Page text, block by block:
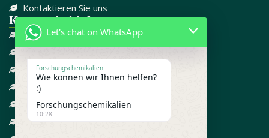
Kontaktieren Sie uns
Kategorie-Links
DISSOZIATIV
CBD
FORSCHUNGSCHEMIKALIEN
GEGEN ANGST
ADD / ADHD
Let's chat on WhatsApp
Forschungschemikalien
Wie können wir Ihnen helfen?
:)
Forschungschemikalien
10:28